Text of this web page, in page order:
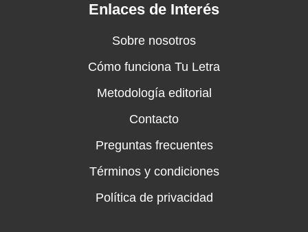
Enlaces de Interés
Sobre nosotros
Cómo funciona Tu Letra
Metodología editorial
Contacto
Preguntas frecuentes
Términos y condiciones
Política de privacidad